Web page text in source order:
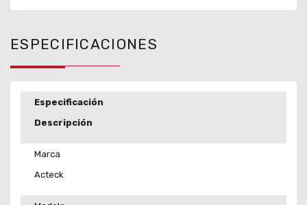
ESPECIFICACIONES
Especificación
Descripción
Marca
Acteck